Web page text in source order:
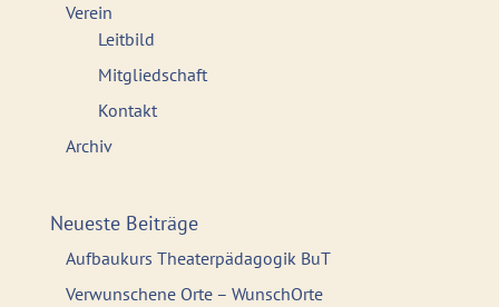
Verein
Leitbild
Mitgliedschaft
Kontakt
Archiv
Neueste Beiträge
Aufbaukurs Theaterpädagogik BuT
Verwunschene Orte – WunschOrte